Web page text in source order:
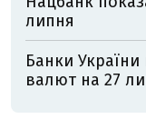
липня
Банки
валют на 27